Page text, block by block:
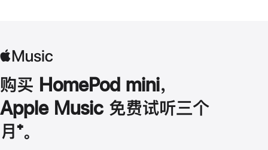
购买 HomePod mini，
Apple Music 免费试听三个
月 脚
⁺。